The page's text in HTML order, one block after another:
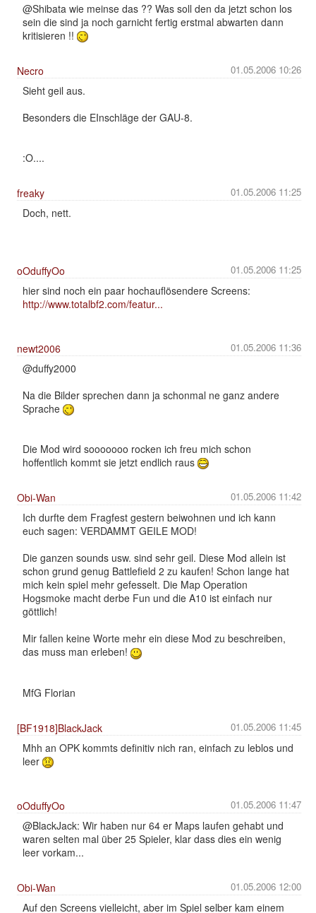
@Shibata wie meinse das ?? Was soll den da jetzt schon los
sein die sind ja noch garnicht fertig erstmal abwarten dann
kritisieren !!
01.05.2006 10:26
Necro
Sieht geil aus.
Besonders die EInschläge der GAU-8.
:O....
01.05.2006 11:25
freaky
Doch, nett.
01.05.2006 11:25
oOduffyOo
hier sind noch ein paar hochauflösendere Screens:
http://www.totalbf2.com/featur...
01.05.2006 11:36
newt2006
@duffy2000
Na die Bilder sprechen dann ja schonmal ne ganz andere
Sprache
Die Mod wird sooooooo rocken ich freu mich schon
hoffentlich kommt sie jetzt endlich raus
01.05.2006 11:42
Obi-Wan
Ich durfte dem Fragfest gestern beiwohnen und ich kann
euch sagen: VERDAMMT GEILE MOD!
Die ganzen sounds usw. sind sehr geil. Diese Mod allein ist
schon grund genug Battlefield 2 zu kaufen! Schon lange hat
mich kein spiel mehr gefesselt. Die Map Operation
Hogsmoke macht derbe Fun und die A10 ist einfach nur
göttlich!
Mir fallen keine Worte mehr ein diese Mod zu beschreiben,
das muss man erleben!
MfG Florian
01.05.2006 11:45
[BF1918]BlackJack
Mhh an OPK kommts definitiv nich ran, einfach zu leblos und
leer
01.05.2006 11:47
oOduffyOo
@BlackJack: Wir haben nur 64 er Maps laufen gehabt und
waren selten mal über 25 Spieler, klar dass dies ein wenig
leer vorkam...
01.05.2006 12:00
Obi-Wan
Auf den Screens vielleicht, aber im Spiel selber kam einem